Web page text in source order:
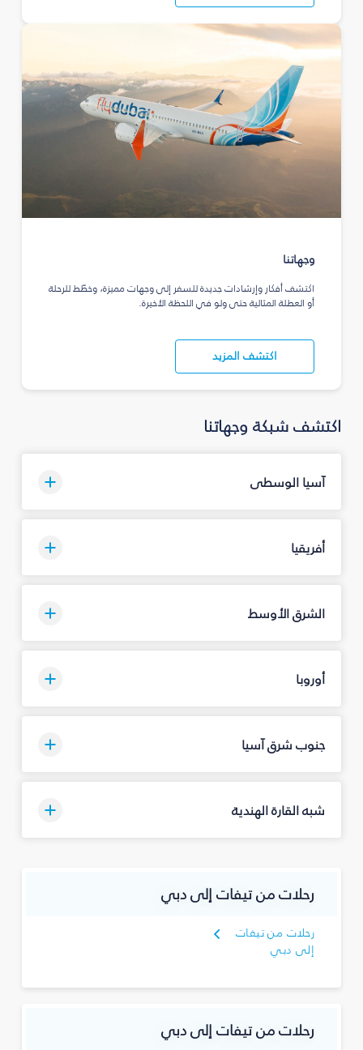
وجهاتنا
اكتشف أفكار وإرشادات جديدة للسفر إلى وجهات مميزة، وخطّط للرحلة
أو العطلة المثالية حتى ولو في اللحظة الأخيرة.
اكتشف المزيد
اكتشف شبكة وجهاتنا
آسيا الوسطى
أفريقيا
الشرق الأوسط
أوروبا
جنوب شرق آسيا
شبه القارة الهندية
رحلات من تيفات إلى دبي
رحلات من تيفات
إلى دبي
رحلات من تيفات إلى دبي